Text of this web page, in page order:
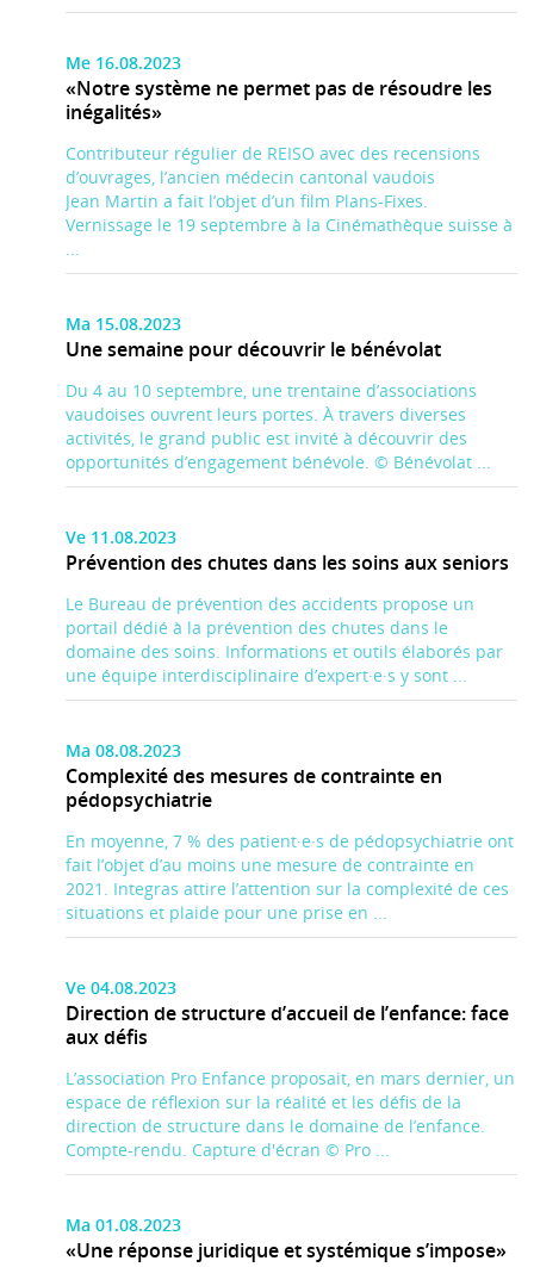
Me 16.08.2023
«Notre système ne permet pas de résoudre les
inégalités»
Contributeur régulier de REISO avec des recensions
d’ouvrages, l’ancien médecin cantonal vaudois
Jean Martin a fait l’objet d’un film Plans-Fixes.
Vernissage le 19 septembre à la Cinémathèque suisse à
...
Ma 15.08.2023
Une semaine pour découvrir le bénévolat
Du 4 au 10 septembre, une trentaine d’associations
vaudoises ouvrent leurs portes. À travers diverses
activités, le grand public est invité à découvrir des
opportunités d’engagement bénévole. © Bénévolat ...
Ve 11.08.2023
Prévention des chutes dans les soins aux seniors
Le Bureau de prévention des accidents propose un
portail dédié à la prévention des chutes dans le
domaine des soins. Informations et outils élaborés par
une équipe interdisciplinaire d’expert·e·s y sont ...
Ma 08.08.2023
Complexité des mesures de contrainte en
pédopsychiatrie
En moyenne, 7 % des patient·e·s de pédopsychiatrie ont
fait l’objet d’au moins une mesure de contrainte en
2021. Integras attire l’attention sur la complexité de ces
situations et plaide pour une prise en ...
Ve 04.08.2023
Direction de structure d’accueil de l’enfance: face
aux défis
L’association Pro Enfance proposait, en mars dernier, un
espace de réflexion sur la réalité et les défis de la
direction de structure dans le domaine de l’enfance.
Compte-rendu. Capture d'écran © Pro ...
Ma 01.08.2023
«Une réponse juridique et systémique s’impose»